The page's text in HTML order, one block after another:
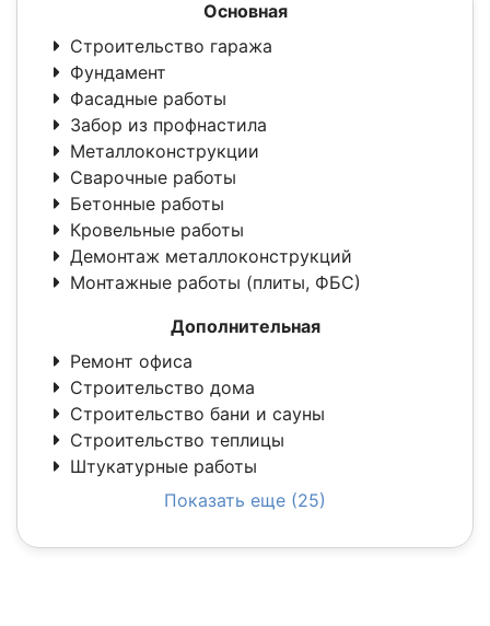
Основная
Строительство гаража
Фундамент
Фасадные работы
Забор из профнастила
Металлоконструкции
Сварочные работы
Бетонные работы
Кровельные работы
Демонтаж металлоконструкций
Монтажные работы (плиты, ФБС)
Дополнительная
Ремонт офиса
Строительство дома
Строительство бани и сауны
Строительство теплицы
Штукатурные работы
Показать еще (25)